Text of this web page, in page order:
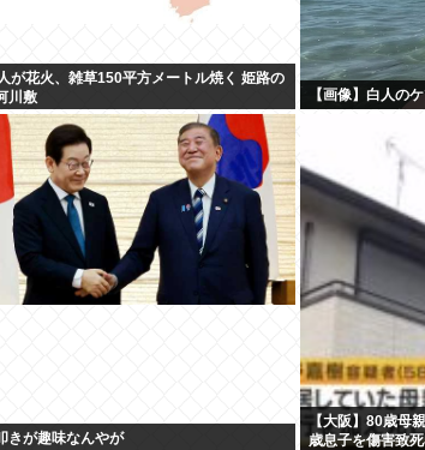
が花火、雑草150平方メートル焼く 姫路の
川敷
【画像】白人の
きが趣味なんやが
【大阪】80歳母
歳息子を傷害致